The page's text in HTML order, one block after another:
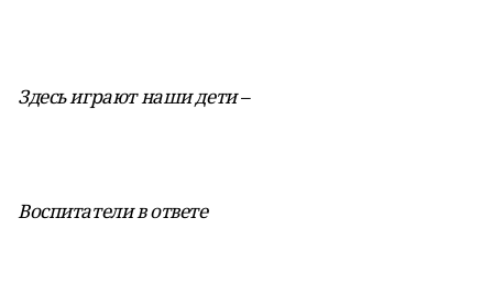
Здесь играют наши дети –
Воспитатели в ответе